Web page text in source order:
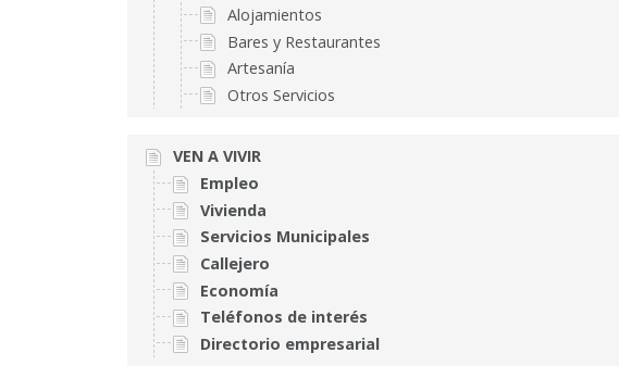
Alojamientos
Bares y Restaurantes
Artesanía
Otros Servicios
VEN A VIVIR
Empleo
Vivienda
Servicios Municipales
Callejero
Economía
Teléfonos de interés
Directorio empresarial